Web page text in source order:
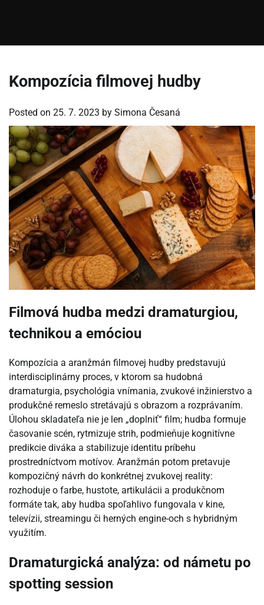
Kompozícia filmovej hudby
Posted on 25. 7. 2023 by Simona Česaná
Filmová hudba medzi dramaturgiou,
technikou a emóciou
Kompozícia a aranžmán filmovej hudby predstavujú
interdisciplinárny proces, v ktorom sa hudobná
dramaturgia, psychológia vnímania, zvukové inžinierstvo a
produkčné remeslo stretávajú s obrazom a rozprávaním.
Úlohou skladateľa nie je len „doplniť“ film; hudba formuje
časovanie scén, rytmizuje strih, podmieňuje kognitívne
predikcie diváka a stabilizuje identitu príbehu
prostredníctvom motívov. Aranžmán potom pretavuje
kompozičný návrh do konkrétnej zvukovej reality:
rozhoduje o farbe, hustote, artikulácii a produkčnom
formáte tak, aby hudba spoľahlivo fungovala v kine,
televízii, streamingu či herných engine-och s hybridným
využitím.
Dramaturgická analýza: od námetu po
spotting session